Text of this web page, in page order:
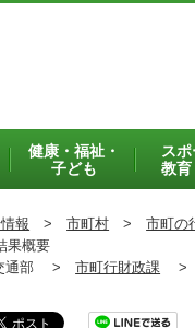
健康・福祉・
子ども
スポ
教育
報 > 市町村 > 市町の
果概要
通部 > 市町行財政課 >